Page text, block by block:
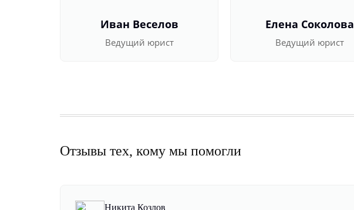
Иван Веселов
Ведущий юрист
Елена Соколова
Ведущий юрист
Отзывы тех, кому мы помогли
Никита Козлов